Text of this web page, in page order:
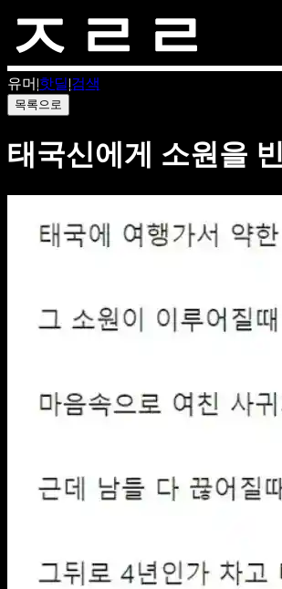
유머 |핫딜|검색
목록으로
태국신에게 소원을